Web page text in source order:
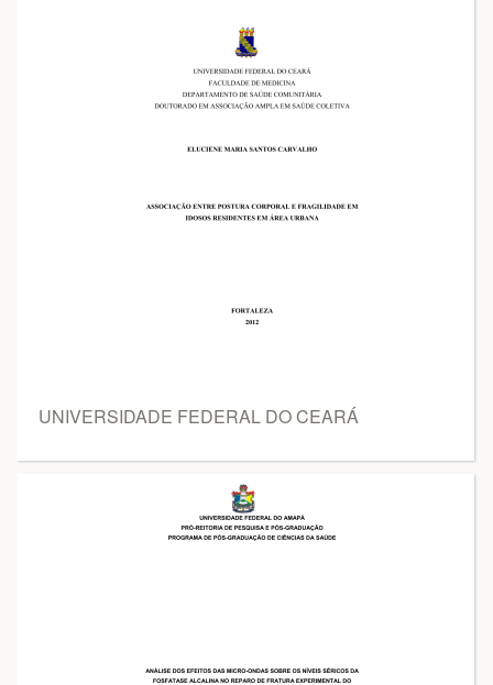
UNIVERSIDADE FEDERAL DO CEARÁ